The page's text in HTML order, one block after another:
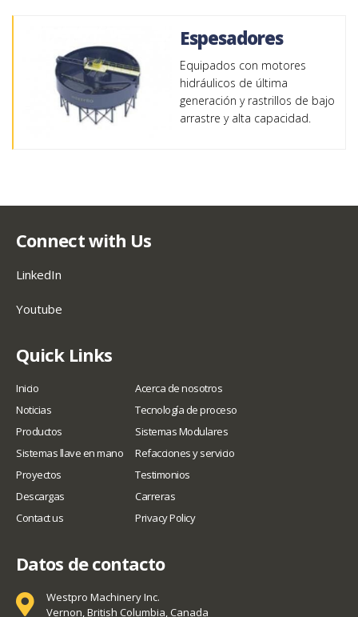
Espesadores
Equipados con motores
hidráulicos de última
generación y rastrillos de bajo
arrastre y alta capacidad.
Connect with Us
LinkedIn
Youtube
Quick Links
Inicio
Acerca de nosotros
Noticias
Tecnología de proceso
Productos
Sistemas Modulares
Sistemas llave en mano
Refacciones y servicio
Proyectos
Testimonios
Descargas
Carreras
Contact us
Privacy Policy
Datos de contacto
Westpro Machinery Inc.
Vernon, British Columbia, Canada